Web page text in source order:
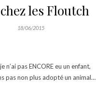
les Floutch
18/06/2015
n’ai pas ENCORE eu un enfant,
pas non plus adopté un animal…